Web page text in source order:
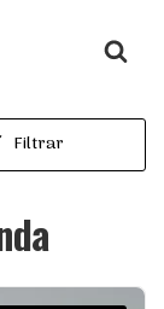
Filtrar